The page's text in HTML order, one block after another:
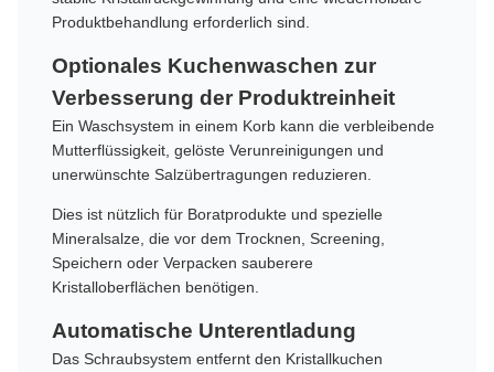
Produktbehandlung erforderlich sind.
Optionales Kuchenwaschen zur
Verbesserung der Produktreinheit
Ein Waschsystem in einem Korb kann die verbleibende
Mutterflüssigkeit, gelöste Verunreinigungen und
unerwünschte Salzübertragungen reduzieren.
Dies ist nützlich für Boratprodukte und spezielle
Mineralsalze, die vor dem Trocknen, Screening,
Speichern oder Verpacken sauberere
Kristalloberflächen benötigen.
Automatische Unterentladung
Das Schraubsystem entfernt den Kristallkuchen